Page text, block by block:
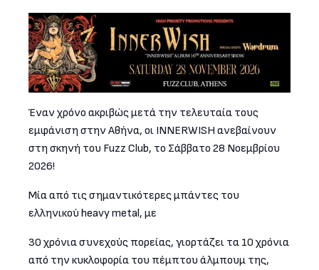
Έναν χρόνο ακριβώς μετά την τελευταία τους
εμφάνιση στην Αθήνα, οι INNERWISH ανεβαίνουν
στη σκηνή του Fuzz Club, το Σάββατο 28 Νοεμβρίου
2026!
Μία από τις σημαντικότερες μπάντες του
ελληνικού heavy metal, με
30 χρόνια συνεχούς πορείας, γιορτάζει τα 10 χρόνια
από την κυκλοφορία του πέμπτου άλμπουμ της,